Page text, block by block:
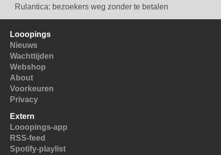
Rulantica: bezoekers weg zonder te betalen
Looopings
Nieuws
Wachttijden
Webshop
About
Voorkeuren
Privacy
Extern
Looopings-app
RSS-feed
Spotify-playlist